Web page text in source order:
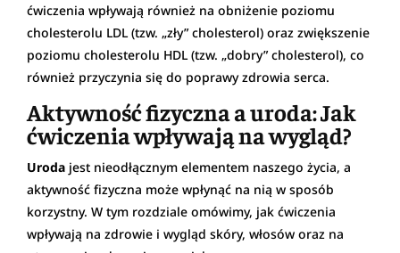
ćwiczenia wpływają również na obniżenie poziomu
cholesterolu LDL (tzw. „zły” cholesterol) oraz zwiększenie
poziomu cholesterolu HDL (tzw. „dobry” cholesterol), co
również przyczynia się do poprawy zdrowia serca.
Aktywność fizyczna a uroda: Jak
ćwiczenia wpływają na wygląd?
Uroda jest nieodłącznym elementem naszego życia, a
aktywność fizyczna może wpłynąć na nią w sposób
korzystny. W tym rozdziale omówimy, jak ćwiczenia
wpływają na zdrowie i wygląd skóry, włosów oraz na